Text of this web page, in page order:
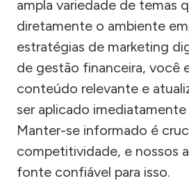
ampla variedade de temas
diretamente o ambiente
estratégias de marketing
de gestão financeira, você
conteúdo relevante e
ser aplicado imediatamente
Manter-se informado é
competitividade, e nossos
fonte confiável para isso.